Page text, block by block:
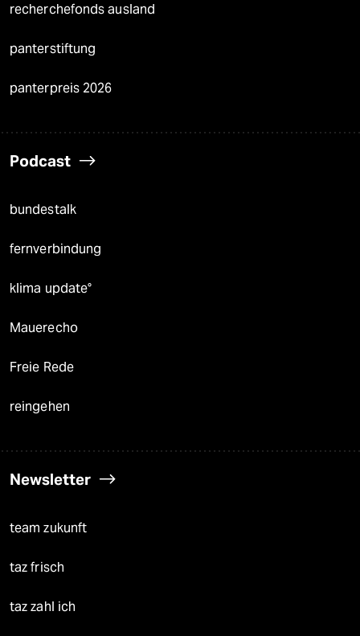
recherchefonds ausland
panterstiftung
panterpreis 2026
Podcast
bundestalk
fernverbindung
klima update°
Mauerecho
Freie Rede
reingehen
Newsletter
team zukunft
taz frisch
taz zahl ich